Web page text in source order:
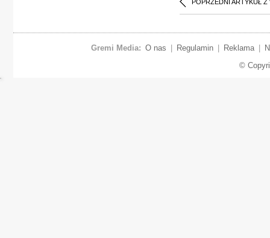
POPRZEDNI ARTYKUŁ Z
Gremi Media: O nas Regulamin Reklama
©